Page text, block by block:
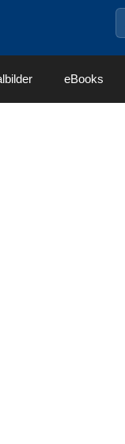
eBooks